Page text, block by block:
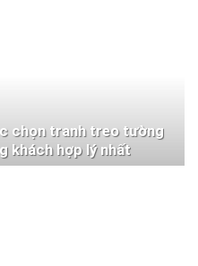
chọn tranh treo tường
khách hợp lý nhất